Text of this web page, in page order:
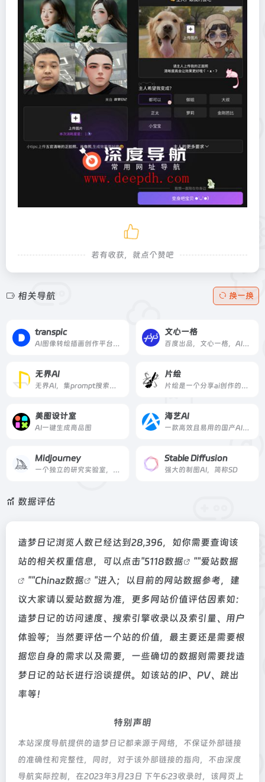
若有收获，就点个赞吧
相关导航 换一换
transpic
AI图像转绘插画创作平台、上传图片生成多张图片，图片风格转换
文心一格
百度出品，文心一格，AI艺术和创意辅助平台，依托飞桨、文心大模型的技术创新推出的“AI作画”产品，可轻松驾驭多种风格，人人皆可“一语成画”
无界AI
无界AI，集prompt搜索、AI图库、AI创作、AI广场等为一体。提供一站式AI搜索-创作-交流-分享服务。
片绘
片绘是一个分享ai创作的绘画交流平台，创造艺术的并不是AI，创造艺术的终究是你我。
美图设计室
AI一键生成商品图
海艺AI
一款高效且易用的国产AI绘画工具，让你无需专业技能，轻松生成大量高质量图片
Midjourney
一个独立的研究实验室，探索新的思想媒介，扩大人类的想象力。
Stable Diffusion
强大的制图AI，简称SD
数据评估
造梦日记浏览人数已经达到28,396，如你需要查询该
站的相关权重信息，可以点击"5118数据 ""爱站数据
""Chinaz数据
"进入；以目前的网站数据参考，建
议大家请以爱站数据为准，更多网站价值评估因素如：
造梦日记的访问速度、搜索引擎收录以及索引量、用户
体验等；当然要评估一个站的价值，最主要还是需要根
据您自身的需求以及需要，一些确切的数据则需要找造
梦日记的站长进行洽谈提供。如该站的IP、PV、跳出
率等！
特别声明
本站深度导航提供的造梦日记都来源于网络，不保证外部链接
的准确性和完整性，同时，对于该外部链接的指向，不由深度
导航实际控制，在2023年3月23日 下午6:23收录时，该网页上